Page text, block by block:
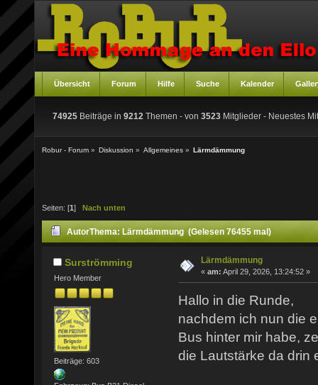
Übersicht Forum Hilfe Suche Kalender
74925 Beiträge in 9212 Themen - von 3523 Mitglieder - Neuestes
Robur - Forum » Diskussion » Allgemeines » Lärmdämmung
Seiten: [1 ] Nach unten
AutorThema: Lärmdämmung (Gelesen 76455 mal)
Surströmming
Hero Member
Beiträge: 603
Lärmdämmung
« am: April 29, 2026, 13:24:52 »
Hallo in die Runde,
nachdem ich nun die
Bus hinter mir habe,
die Lautstärke da drin